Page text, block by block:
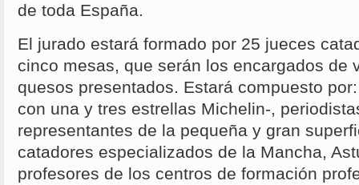
de toda España.
El jurado estará formado por 25 jueces
cinco mesas, que serán los encargados de
quesos presentados. Estará compuesto
con una y tres estrellas Michelin-,
representantes de la pequeña y gran
catadores especializados de la Mancha,
profesores de los centros de formación